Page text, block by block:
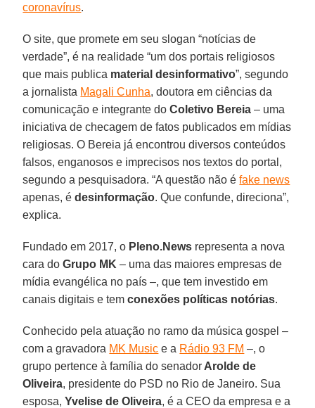
coronavírus.
O site, que promete em seu slogan “notícias de
verdade”, é na realidade “um dos portais religiosos
que mais publica material desinformativo”, segundo
a jornalista Magali Cunha, doutora em ciências da
comunicação e integrante doColetivo Bereia – uma
iniciativa de checagem de fatos publicados em mídias
religiosas. O Bereia já encontrou diversos conteúdos
falsos, enganosos e imprecisos nos textos do portal,
segundo a pesquisadora. “A questão não éfake news
apenas, édesinformação. Que confunde, direciona”,
explica.
Fundado em 2017, o Pleno.News representa a nova
cara doGrupo MK – uma das maiores empresas de
mídia evangélica no país –, que tem investido em
canais digitais e temconexões políticas notórias.
Conhecido pela atuação no ramo da música gospel –
com a gravadora MK Music e a Rádio 93 FM –, o
grupo pertence à família do senador Arolde de
Oliveira, presidente do PSD no Rio de Janeiro. Sua
esposa,Yvelise de Oliveira, é a CEO da empresa e a